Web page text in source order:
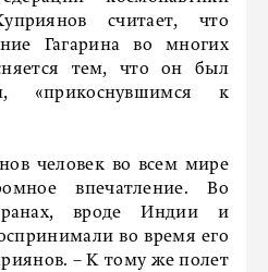
считает, что
Гагарина во многих
тем, что он был
«прикоснувшимся к
человек во всем мире
впечатление. Во
вроде Индии и
во время его
– К тому же полет